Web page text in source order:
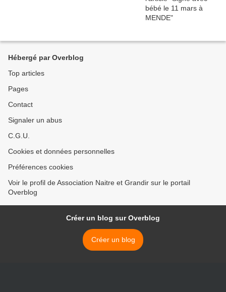
Hébergé par Overblog
Top articles
Pages
Contact
Signaler un abus
C.G.U.
Cookies et données personnelles
Préférences cookies
Voir le profil de Association Naitre et Grandir sur le portail
Overblog
Créer un blog sur Overblog
Créer un blog